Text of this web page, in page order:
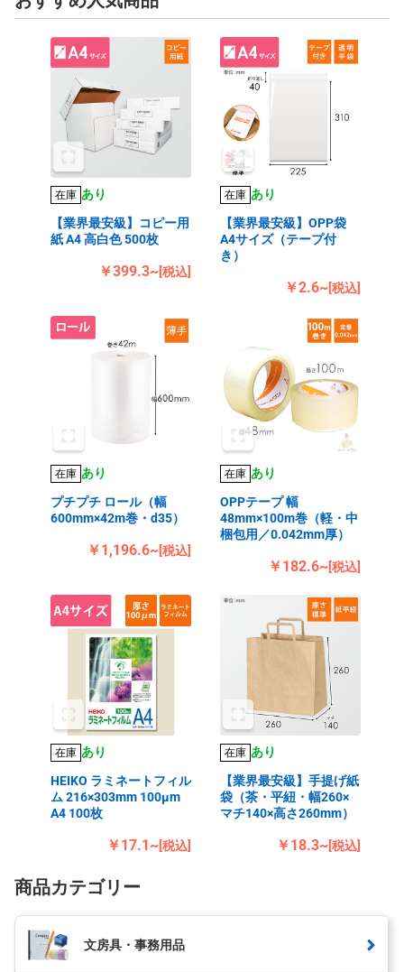
在庫 あり
【業界最安級】コピー用
紙 A4 高白色 500枚
￥399.3~[税込]
在庫 あり
【業界最安級】OPP袋
A4サイズ（テープ付
き）
￥2.6~[税込]
在庫 あり
プチプチ ロール（幅
600mm×42m巻・d35）
￥1,196.6~[税込]
在庫 あり
OPPテープ 幅
48mm×100m巻（軽・中
梱包用／0.042mm厚）
￥182.6~[税込]
在庫 あり
HEIKO ラミネートフィル
ム 216×303mm 100μm
A4 100枚
￥17.1~[税込]
在庫 あり
【業界最安級】手提げ紙
袋（茶・平紐・幅260×
マチ140×高さ260mm）
￥18.3~[税込]
商品カテゴリー
文房具・事務用品